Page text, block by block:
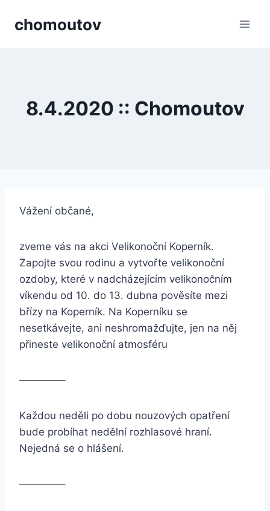
chomoutov
8.4.2020 :: Chomoutov
Vážení občané,
zveme vás na akci Velikonoční Koperník.
Zapojte svou rodinu a vytvořte velikonoční
ozdoby, které v nadcházejícím velikonočním
víkendu od 10. do 13. dubna pověsíte mezi
břízy na Koperník. Na Koperníku se
nesetkávejte, ani neshromažďujte, jen na něj
přineste velikonoční atmosféru
————–
Každou neděli po dobu nouzových opatření
bude probíhat nedělní rozhlasové hraní.
Nejedná se o hlášení.
————–